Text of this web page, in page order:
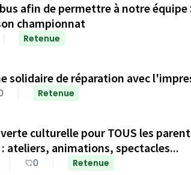
afin de permettre à notre équipe
championnat
Retenue
solidaire de réparation avec
Retenue
naissance à 3 ans : ateliers, animations, spectacles...
0 Retenue